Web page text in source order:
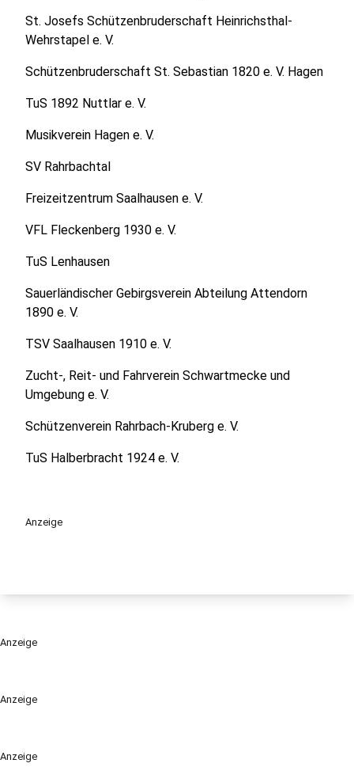
Anzeige
Anzeige
St. Josefs Schützenbruderschaft Heinrichsthal-
Wehrstapel e. V.
Schützenbruderschaft St. Sebastian 1820 e. V. Hagen
TuS 1892 Nuttlar e. V.
Musikverein Hagen e. V.
SV Rahrbachtal
Freizeitzentrum Saalhausen e. V.
VFL Fleckenberg 1930 e. V.
TuS Lenhausen
Sauerländischer Gebirgsverein Abteilung Attendorn
1890 e. V.
TSV Saalhausen 1910 e. V.
Zucht-, Reit- und Fahrverein Schwartmecke und
Umgebung e. V.
Schützenverein Rahrbach-Kruberg e. V.
TuS Halberbracht 1924 e. V.
Anzeige
Anzeige